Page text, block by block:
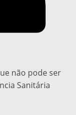
não pode ser
Sanitária